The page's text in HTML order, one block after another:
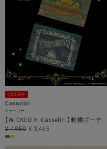
30%OFF
Casselini
キャセリーニ
【WICKED× Casselini】刺繍ポーチ
¥ 4,950 ¥ 3,465